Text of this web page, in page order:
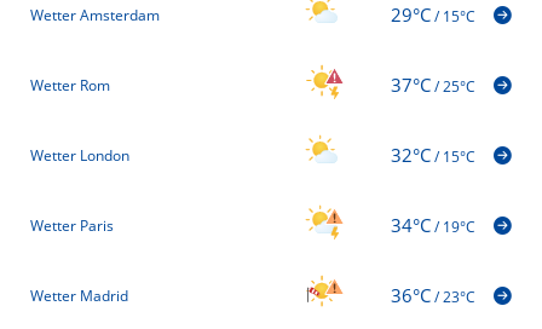
Wetter Amsterdam 29°C/15°C
Wetter Rom 37°C/25°C
Wetter London 32°C/15°C
Wetter Paris 34°C/19°C
Wetter Madrid 36°C/23°C